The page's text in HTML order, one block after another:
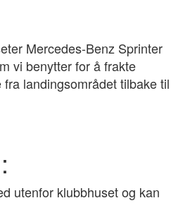
Mercedes-Benz Sprinter
vi benytter for å frakte
landingsområdet tilbake til
utenfor klubbhuset og kan